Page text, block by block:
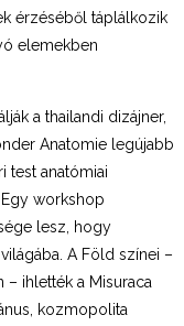
érzéséből táplálkozik
elemekben
a thailandi dizájner,
Anatomie legújabb
test anatómiai
workshop
lesz, hogy
A Föld színei –
– ihlették a Misuraca
kozmopolita